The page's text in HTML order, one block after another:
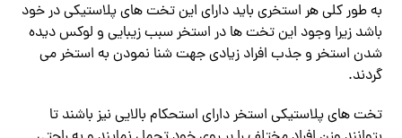
به طور کلی هر استخری باید دارای این تخت های پلاستیکی در خود
باشد زیرا وجود این تخت ها در استخر سبب زیبایی و لوکس دیده
شدن استخر و جذب افراد زیادی جهت شنا نمودن به استخر می
گردند.
تخت های پلاستیکی استخر دارای استحکام بالایی نیز باشند تا